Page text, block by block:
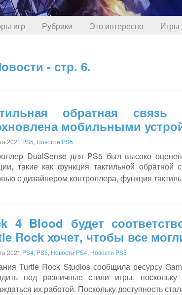
игр Рубрики Это интересно Игры
- стр. 6.
обратная
мобильными
2021 PS5, Новости PS5
DualSense для PS5 был высоко
такие как функция тактильной
с дизайнером контроллера, функция
4 Blood будет
Rock хочет, чтобы все
2021 PS4, PS5, Новости PS4, Новости PS5
Turtle Rock Studios сообщила ресурсу
под различные стили игры,
их работой. Поскольку доступность